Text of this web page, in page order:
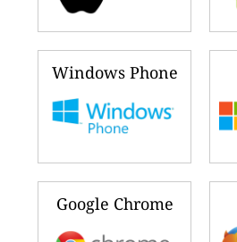
Windows Phone
Google Chrome